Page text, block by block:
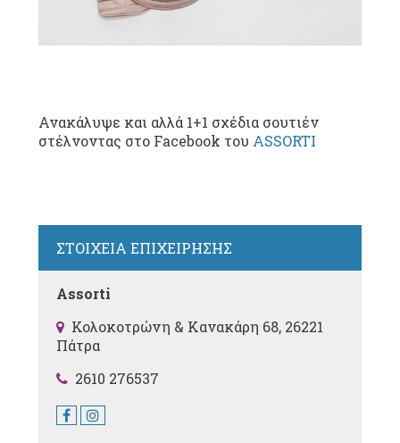
Ανακάλυψε και αλλά 1+1 σχέδια σουτιέν
στέλνοντας στο Facebook του ASSORTI
ΣΤΟΙΧΕΙΑ ΕΠΙΧΕΙΡΗΣΗΣ
Assorti
Κολοκοτρώνη & Κανακάρη 68, 26221
Πάτρα
2610 276537